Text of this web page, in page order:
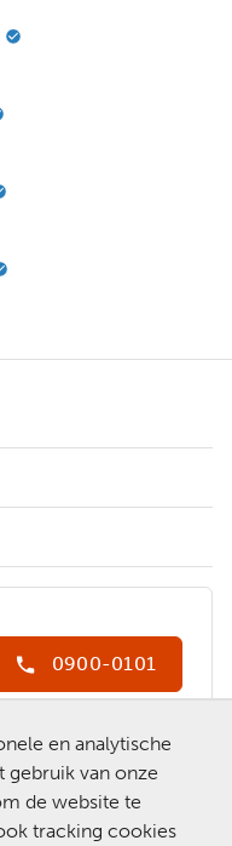
en analytische
gebruik van onze
de website te
tracking cookies
0900-0101
Slachtofferhulp.nl
Chat met een
medewerker